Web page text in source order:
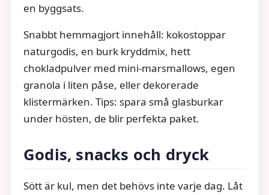
en byggsats.
Snabbt hemmagjort innehåll: kokostoppar
naturgodis, en burk kryddmix, hett
chokladpulver med mini-marsmallows, egen
granola i liten påse, eller dekorerade
klistermärken. Tips: spara små glasburkar
under hösten, de blir perfekta paket.
Godis, snacks och dryck
Sött är kul, men det behövs inte varje dag. Låt